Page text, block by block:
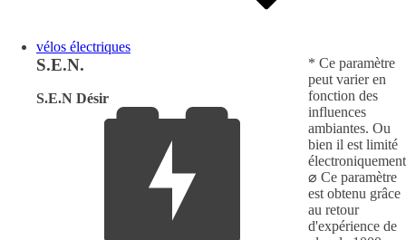
vélos électriques
S.E.N.
S.E.N Désir
* Ce paramètre
peut varier en
fonction des
influences
ambiantes. Ou
bien il est limité
⌀ Ce paramètre
est obtenu grâce
au retour
d'expérience de